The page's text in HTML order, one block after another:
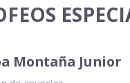
Montaña Junior